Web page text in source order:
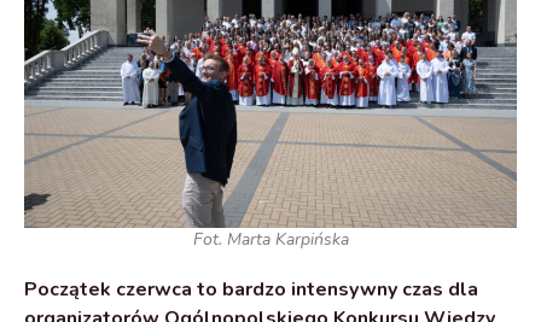
Fot. Marta Karpińska
Początek czerwca to bardzo intensywny czas dla